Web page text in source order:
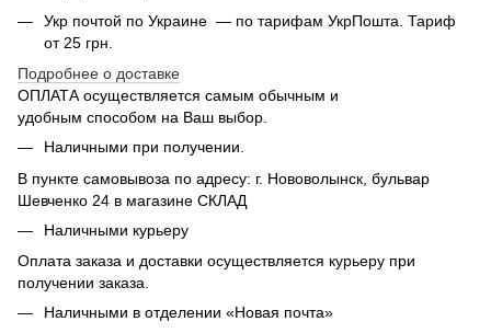
Укр почтой по Украине — по тарифам УкрПошта. Тариф
от 25 грн.
Подробнее о доставке
ОПЛАТА осуществляется самым обычным и
удобным способом на Ваш выбор.
Наличными при получении.
В пункте самовывоза по адресу: г. Нововолынск, бульвар
Шевченко 24 в магазине СКЛАД
Наличными курьеру
Оплата заказа и доставки осуществляется курьеру при
получении заказа.
Наличными в отделении «Новая почта»